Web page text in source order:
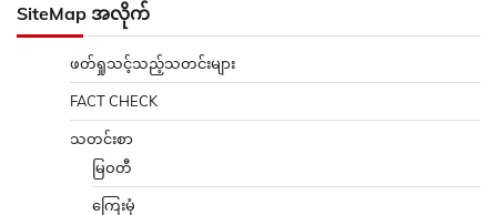
SiteMap အလိုက်
ဖတ်ရှုသင့်သည့်သတင်းများ
FACT CHECK
သတင်းစာ
မြဝတီ
ကြေးမုံ